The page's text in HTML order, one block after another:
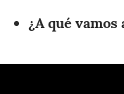
¿A qué